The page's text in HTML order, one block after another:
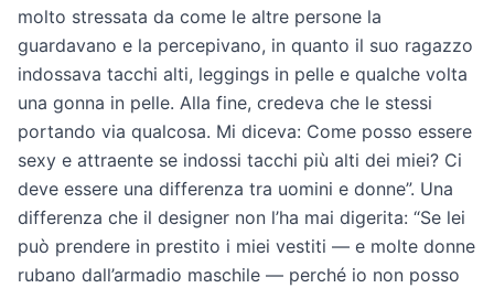
molto stressata da come le altre persone la
guardavano e la percepivano, in quanto il suo ragazzo
indossava tacchi alti, leggings in pelle e qualche volta
una gonna in pelle. Alla fine, credeva che le stessi
portando via qualcosa. Mi diceva: Come posso essere
sexy e attraente se indossi tacchi più alti dei miei? Ci
deve essere una differenza tra uomini e donne”. Una
differenza che il designer non l’ha mai digerita: “Se lei
può prendere in prestito i miei vestiti — e molte donne
rubano dall’armadio maschile — perché io non posso